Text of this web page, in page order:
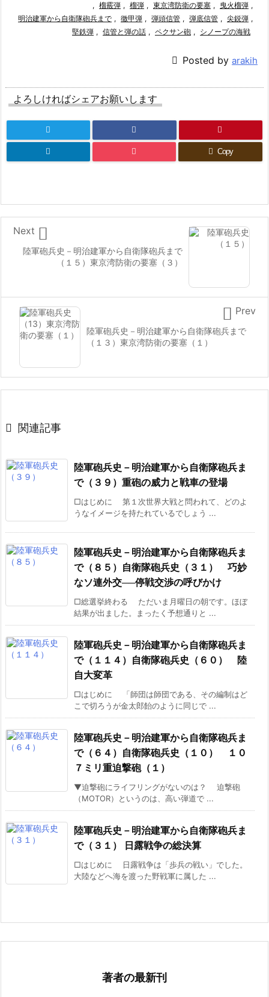
, 榴霰弾 , 榴弾 , 東京湾防衛の要塞 , 曳火榴弾 ,
明治建軍から自衛隊砲兵まで , 徹甲弾 , 弾頭信管 , 弾底信管 , 尖鋭弾 ,
堅鉄弾 , 信管と弾の話 , ペクサン砲 , シノープの海戦
 Posted by arakih
よろしければシェアお願いします
Copy
陸軍砲兵史－明治建軍から自衛隊砲兵まで
（１５）東京湾防衛の要塞（３）

Next
陸軍砲兵史－明治建軍から自衛隊砲兵まで
（１３）東京湾防衛の要塞（１）
 Prev
 関連記事
陸軍砲兵史－明治建軍から自衛隊砲兵ま
で（３９）重砲の威力と戦車の登場
□はじめに 第１次世界大戦と問われて、どのよ
うなイメージを持たれているでしょう ...
陸軍砲兵史－明治建軍から自衛隊砲兵ま
で（８５）自衛隊砲兵史（３１） 巧妙
なソ連外交──停戦交渉の呼びかけ
□総選挙終わる ただいま月曜日の朝です。ほぼ
結果が出ました。まったく予想通りと ...
陸軍砲兵史－明治建軍から自衛隊砲兵ま
で（１１４）自衛隊砲兵史（６０） 陸
自大変革
□はじめに 「師団は師団である、その編制はど
こで切ろうが金太郎飴のように同じで ...
陸軍砲兵史－明治建軍から自衛隊砲兵ま
で（６４）自衛隊砲兵史（１０） １０
７ミリ重迫撃砲（１）
▼迫撃砲にライフリングがないのは？ 迫撃砲
（MOTOR）というのは、高い弾道で ...
陸軍砲兵史－明治建軍から自衛隊砲兵ま
で（３１） 日露戦争の総決算
□はじめに 日露戦争は「歩兵の戦い」でした。
大陸などへ海を渡った野戦軍に属した ...
著者の最新刊